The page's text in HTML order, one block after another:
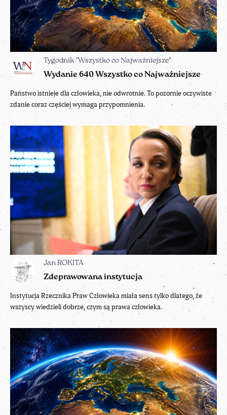
Tygodnik "Wszystko co Najważniejsze"
Wydanie 640 Wszystko co Najważniejsze
Państwo istnieje dla człowieka, nie odwrotnie. To pozornie oczywiste
zdanie coraz częściej wymaga przypomnienia.
Jan ROKITA
Zdeprawowana instytucja
Instytucja Rzecznika Praw Człowieka miała sens tylko dlatego, że
wszyscy wiedzieli dobrze, czym są prawa człowieka.